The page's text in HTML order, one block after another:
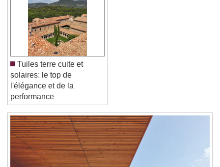
Text Edge Style
Font Family
Reset
Done
Close Modal Dialog
End of dialog window.
Tuiles terre cuite et
solaires: le top de
l'élégance et de la
performance